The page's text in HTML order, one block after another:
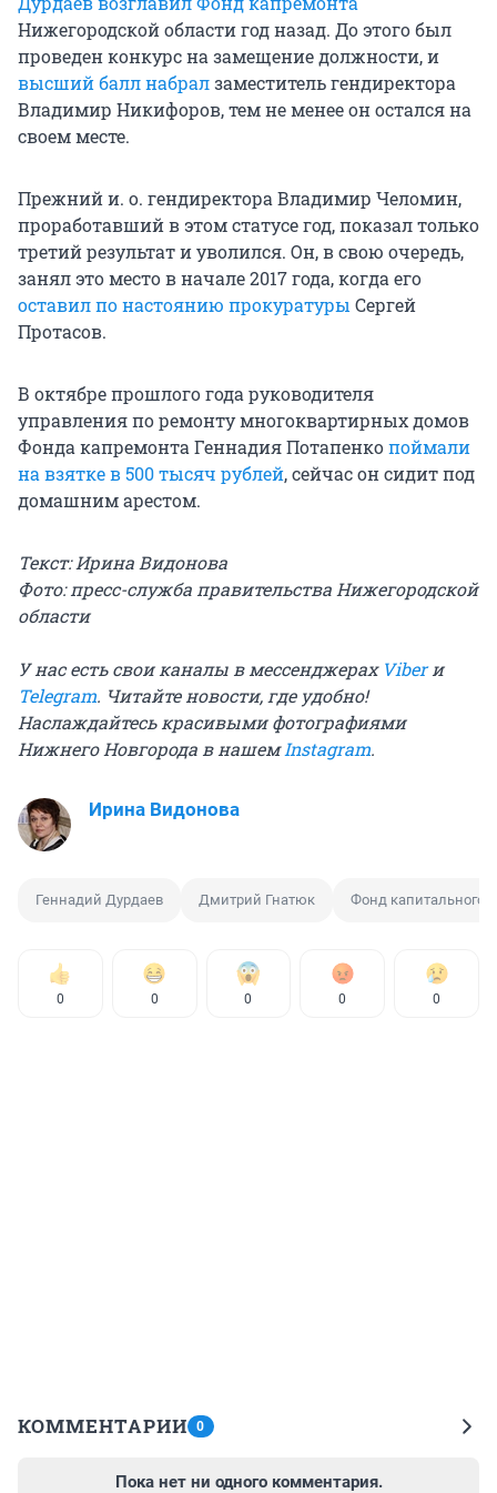
Нижегородской области год назад. До этого был
проведен конкурс на замещение должности, и
высший балл набралзаместитель гендиректора
Владимир Никифоров, тем не менее он остался на
своем месте.
Прежний и. о. гендиректора Владимир Челомин,
проработавший в этом статусе год, показал только
третий результат и уволился. Он, в свою очередь,
занял это место в начале 2017 года, когда его
оставил по настоянию прокуратуры Сергей
Протасов.
В октябре прошлого года руководителя
управления по ремонту многоквартирных домов
Фонда капремонта Геннадия Потапенкопоймали
на взятке в 500 тысяч рублей, сейчас он сидит под
домашним арестом.
Текст: Ирина Видонова
Фото:пресс-служба правительства Нижегородской
области
У нас есть свои каналы в мессенджерах Viberи
Telegram. Читайте новости, где удобно!
Наслаждайтесь красивыми фотографиями
Нижнего Новгорода в нашемInstagram.
Ирина Видонова
Геннадий Дурдаев Дмитрий Гнатюк Фонд капитального
0 0 0 0 0
КОММЕНТАРИИ 0
Пока нет ни одного комментария.